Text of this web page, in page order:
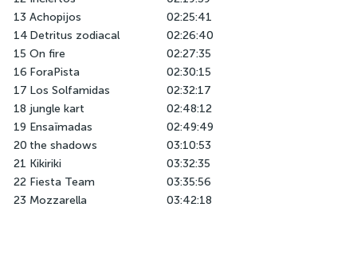
13 Achopijos
02:25:41
14 Detritus zodiacal
02:26:40
15 On fire
02:27:35
16 ForaPista
02:30:15
17 Los Solfamidas
02:32:17
18 jungle kart
02:48:12
19 Ensaïmadas
02:49:49
20 the shadows
03:10:53
21 Kikiriki
03:32:35
22 Fiesta Team
03:35:56
23 Mozzarella 03:42:18